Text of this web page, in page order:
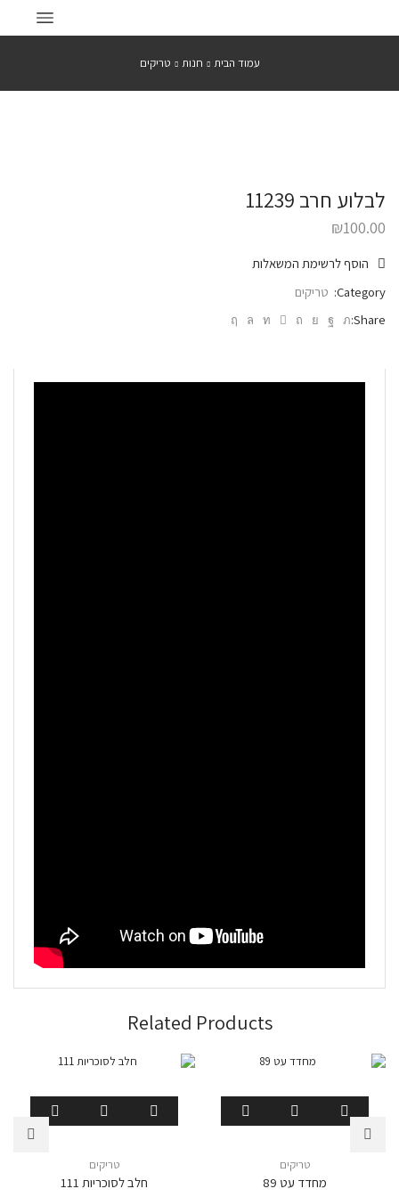
עמוד הבית חנות טריקים
לבלוע חרב 11239
₪100.00
הוסף לרשימת המשאלות
Category: טריקים
Share:
Related Products
טריקים
מחדד עט 89
טריקים
חלב לסוכריות 111